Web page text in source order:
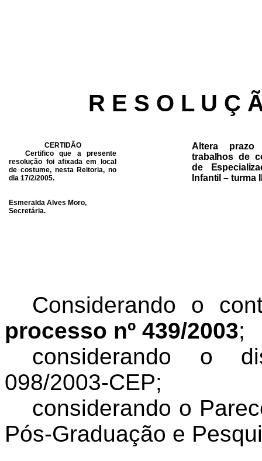
R E S O L U Ç
CERTIDÃO
Certifico que a presente
resolução foi afixada em local
de costume, nesta Reitoria, no
dia 17/2/2005.
Esmeralda Alves Moro,
Secretária.
Altera
trabalhos de
de
Infantil – turma
Considerando o
processo nº 439/2003;
considerando o
098/2003-CEP;
considerando o
Pós-Graduação e